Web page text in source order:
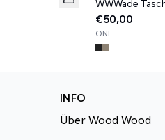
WWWade
€50,00
ONE
INFO
Über Wood Wood